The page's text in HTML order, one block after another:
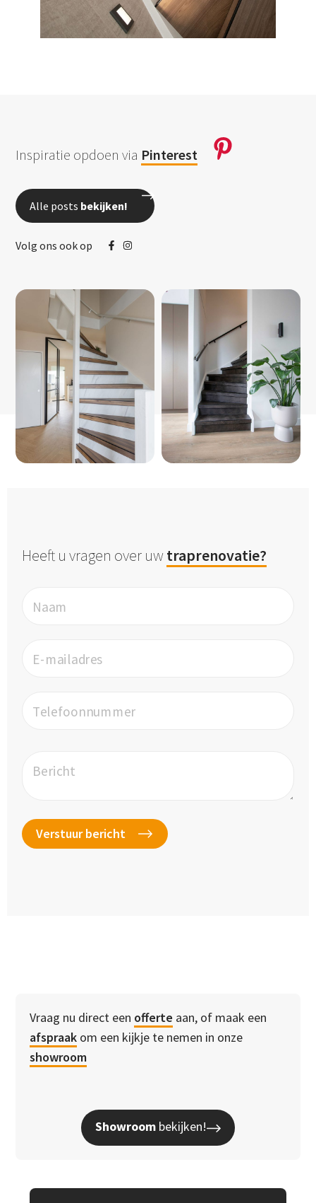
Inspiratie opdoen via Pinterest
Alle posts bekijken!
Volg ons ook op
Heeft u vragen over uwtraprenovatie?
Naam
E-mailadres
Telefoonnummer
Bericht
Vraag nu direct een offerte aan, of maak een
afspraak om een kijkje te nemen in onze
showroom
Showroom bekijken!